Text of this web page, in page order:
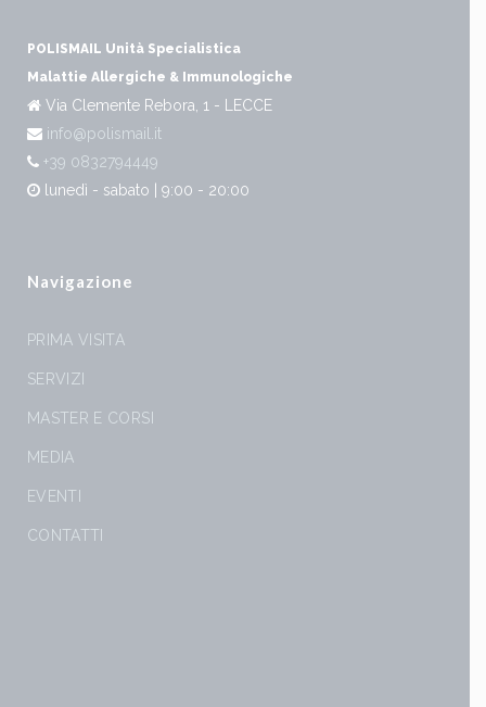
POLISMAIL Unità Specialistica
Malattie Allergiche & Immunologiche
Via Clemente Rebora, 1 - LECCE
info@polismail.it
+39 0832794449
lunedì - sabato | 9:00 - 20:00
Navigazione
PRIMA VISITA
SERVIZI
MASTER E CORSI
MEDIA
EVENTI
CONTATTI